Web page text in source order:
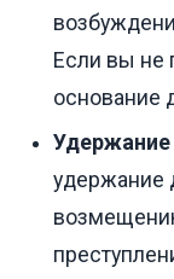
Если вы не
основание
Удержание
удержание